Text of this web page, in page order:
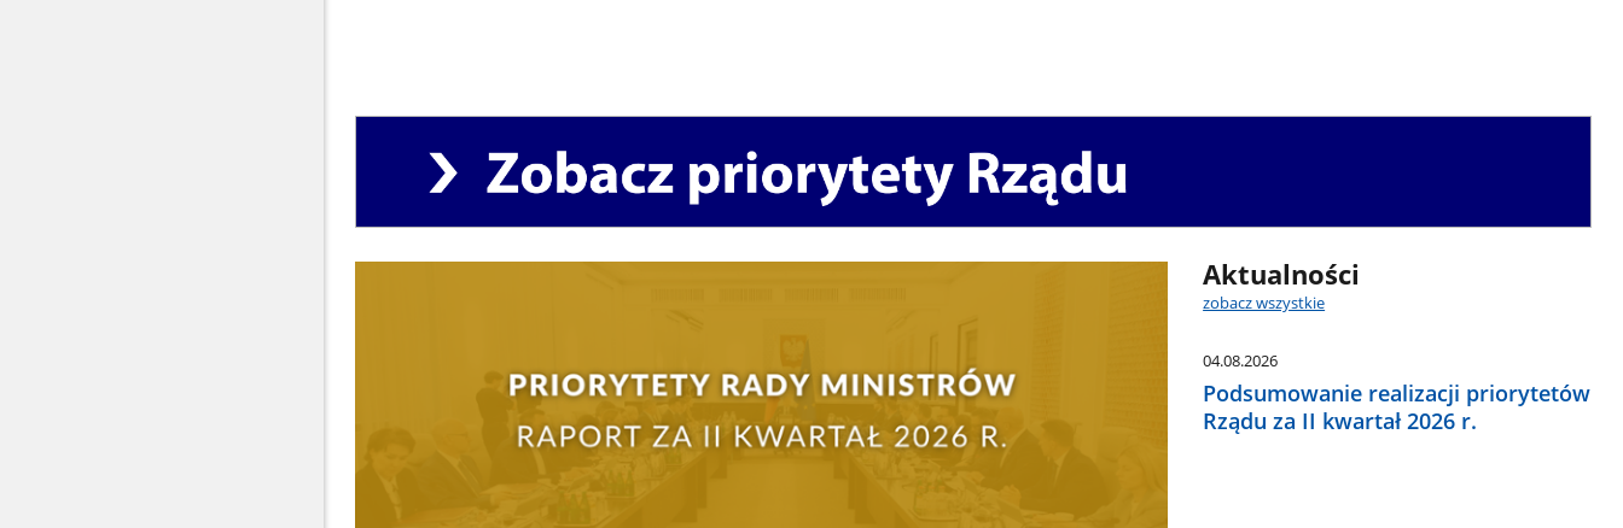
priorytety
Aktualności
zobacz wszystkie
04.08.2026
Podsumowanie realizacji priorytetów
Rządu za II kwartał 2026 r.